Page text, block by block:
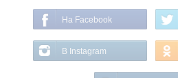
На Facebook
В Instagram